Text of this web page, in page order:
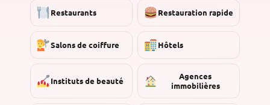
Restaurants Restauration rapide
Salons de coiffure Hôtels
Instituts de beauté
Agences
immobilières